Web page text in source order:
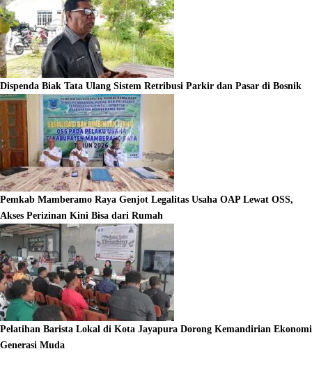
Dispenda Biak Tata Ulang Sistem Retribusi Parkir dan Pasar di Bosnik
Pemkab Mamberamo Raya Genjot Legalitas Usaha OAP Lewat OSS,
Akses Perizinan Kini Bisa dari Rumah
Pelatihan Barista Lokal di Kota Jayapura Dorong Kemandirian Ekonomi
Generasi Muda